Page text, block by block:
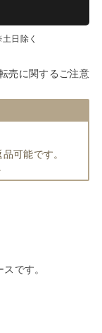
日除く
売に関するご注意
可能です。
です。